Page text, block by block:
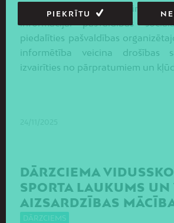
www.riga.lv pieejamo
informācijai pašvaldības
piedalīties pašvaldības
informētība veicina drošības
izvairīties no pārpratumiem un
DĀRZCIEMA
SPORTA LAUKUMS UN
AIZSARDZĪBAS
DĀRZCIEMS
PIEKRĪTU